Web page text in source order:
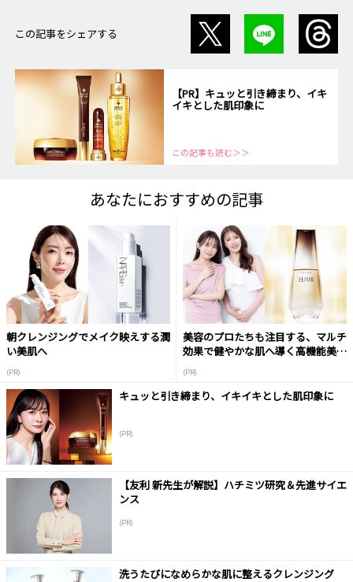
この記事をシェアする
【PR】キュッと引き締まり、イキ
イキとした肌印象に
この記事も読む＞＞
あなたにおすすめの記事
朝クレンジングでメイク映えする潤
い美肌へ
(PR)
美容のプロたちも注目する、マルチ
効果で健やかな肌へ導く高機能美容
(PR)
キュッと引き締まり、イキイキとした肌印象に
(PR)
【友利 新先生が解説】ハチミツ研究＆先進サイエ
ンス
(PR)
洗うたびになめらかな肌に整えるクレンジング